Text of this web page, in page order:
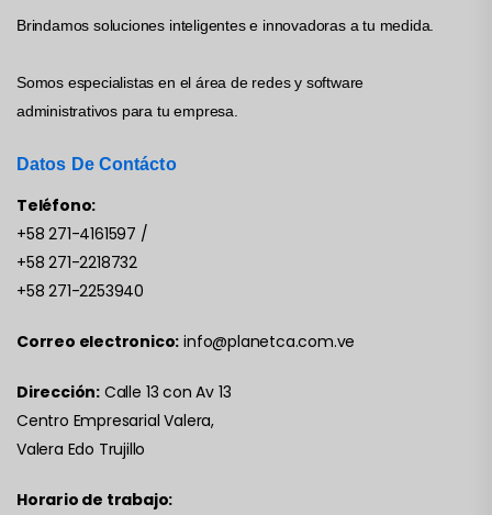
Brindamos soluciones inteligentes e innovadoras a tu medida.
Somos especialistas en el área de redes y software
administrativos para tu empresa.
Datos De Contácto
Teléfono:
+58 271-4161597 /
+58 271-2218732
+58 271-2253940
Correo electronico: info@planetca.com.ve
Dirección: Calle 13 con Av 13
Centro Empresarial Valera,
Valera Edo Trujillo
Horario de trabajo: